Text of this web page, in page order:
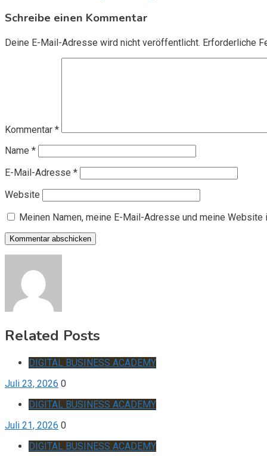
Schreibe einen Kommentar
Deine E-Mail-Adresse wird nicht veröffentlicht. Erforderliche
Kommentar *
Name *
E-Mail-Adresse *
Website
Meinen Namen, meine E-Mail-Adresse und meine
Related Posts
DIGITAL BUSINESS ACADEMY
Juli 23, 2026 0
DIGITAL BUSINESS ACADEMY
Juli 21, 2026 0
DIGITAL BUSINESS ACADEMY